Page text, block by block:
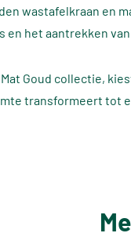
wastafelkraan en
en het aantrekken
Goud collectie,
transformeert tot